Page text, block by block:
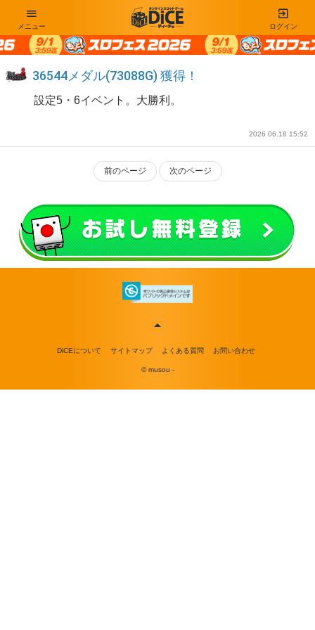
ログイン
メニュー
36544メダル(73088G) 獲得！
設定5・6イベント。大勝利。
2026 06.18 15:52
前のページ 次のページ
DiCEについて サイトマップ よくある質問 お問い合わせ
© musou -